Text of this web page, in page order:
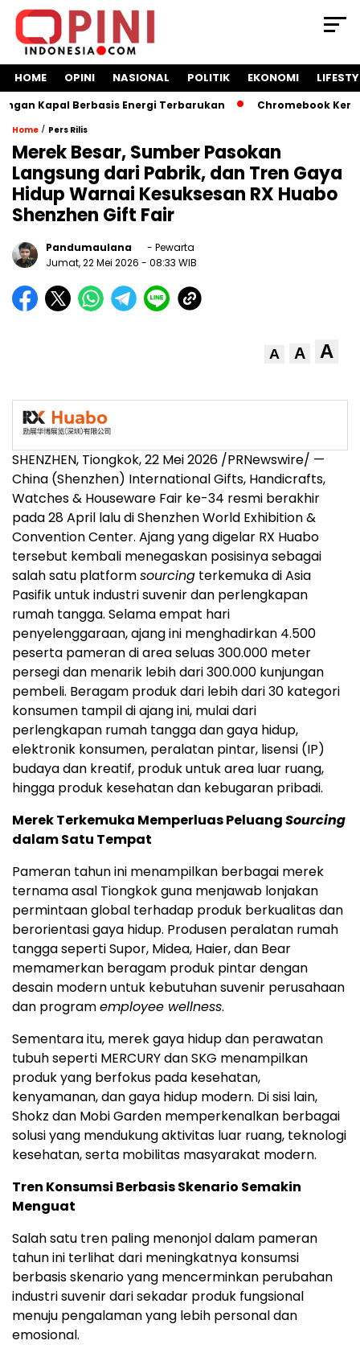
HOME OPINI NASIONAL POLITIK EKONOMI
Kapal Berbasis Energi Terbarukan Chromebook
Home / Pers Rilis
Merek Besar, Sumber Pasokan
Langsung dari Pabrik, dan Tren Gaya
Hidup Warnai Kesuksesan RX Huabo
Shenzhen Gift Fair
Pandumaulana
- Pewarta
Jumat, 22 Mei 2026 - 08:33 WIB
A A A
SHENZHEN, Tiongkok, 22 Mei 2026 /PRNewswire/ —
China (Shenzhen) International Gifts, Handicrafts,
Watches & Houseware Fair ke-34 resmi berakhir
pada 28 April lalu di Shenzhen World Exhibition &
Convention Center. Ajang yang digelar RX Huabo
tersebut kembali menegaskan posisinya sebagai
salah satu platformsourcing terkemuka di Asia
Pasifik untuk industri suvenir dan perlengkapan
rumah tangga. Selama empat hari
penyelenggaraan, ajang ini menghadirkan 4.500
peserta pameran di area seluas 300.000 meter
persegi dan menarik lebih dari 300.000 kunjungan
pembeli. Beragam produk dari lebih dari 30 kategori
konsumen tampil di ajang ini, mulai dari
perlengkapan rumah tangga dan gaya hidup,
elektronik konsumen, peralatan pintar, lisensi (IP)
budaya dan kreatif, produk untuk area luar ruang,
hingga produk kesehatan dan kebugaran pribadi.
Merek Terkemuka Memperluas PeluangSourcing
dalam Satu Tempat
Pameran tahun ini menampilkan berbagai merek
ternama asal Tiongkok guna menjawab lonjakan
permintaan global terhadap produk berkualitas dan
berorientasi gaya hidup. Produsen peralatan rumah
tangga seperti Supor, Midea, Haier, dan Bear
memamerkan beragam produk pintar dengan
desain modern untuk kebutuhan suvenir perusahaan
dan programemployee wellness.
Sementara itu, merek gaya hidup dan perawatan
tubuh seperti MERCURY dan SKG menampilkan
produk yang berfokus pada kesehatan,
kenyamanan, dan gaya hidup modern. Di sisi lain,
Shokz dan Mobi Garden memperkenalkan berbagai
solusi yang mendukung aktivitas luar ruang, teknologi
kesehatan, serta mobilitas masyarakat modern.
Tren Konsumsi Berbasis Skenario Semakin
Menguat
Salah satu tren paling menonjol dalam pameran
tahun ini terlihat dari meningkatnya konsumsi
berbasis skenario yang mencerminkan perubahan
industri suvenir dari sekadar produk fungsional
menuju pengalaman yang lebih personal dan
emosional.